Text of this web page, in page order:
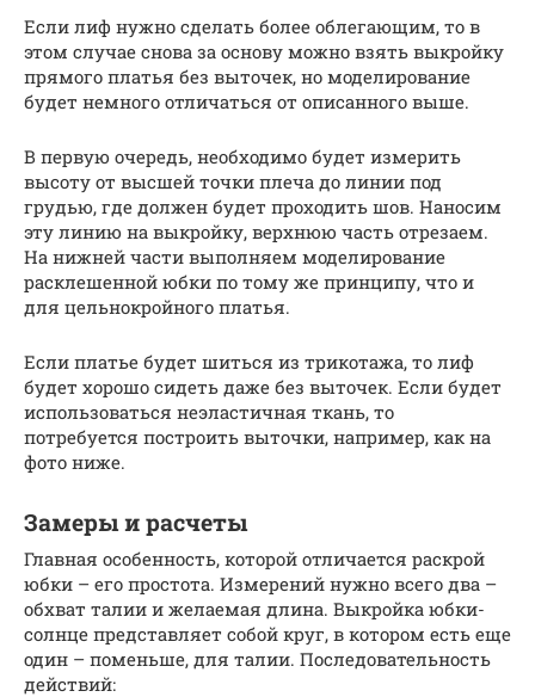
Если лиф нужно сделать более облегающим, то в
этом случае снова за основу можно взять выкройку
прямого платья без выточек, но моделирование
будет немного отличаться от описанного выше.
В первую очередь, необходимо будет измерить
высоту от высшей точки плеча до линии под
грудью, где должен будет проходить шов. Наносим
эту линию на выкройку, верхнюю часть отрезаем.
На нижней части выполняем моделирование
расклешенной юбки по тому же принципу, что и
для цельнокройного платья.
Если платье будет шиться из трикотажа, то лиф
будет хорошо сидеть даже без выточек. Если будет
использоваться неэластичная ткань, то
потребуется построить выточки, например, как на
фото ниже.
Замеры и расчеты
Главная особенность, которой отличается раскрой
юбки – его простота. Измерений нужно всего два –
обхват талии и желаемая длина. Выкройка юбки-
солнце представляет собой круг, в котором есть еще
один – поменьше, для талии. Последовательность
действий: